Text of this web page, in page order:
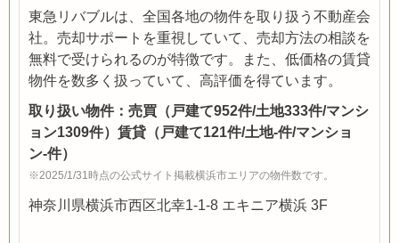
東急リバブルは、全国各地の物件を取り扱う不動産会
社。売却サポートを重視していて、売却方法の相談を
無料で受けられるのが特徴です。また、低価格の賃貸
物件を数多く扱っていて、高評価を得ています。
取り扱い物件：売買（戸建て952件/土地333件/マンシ
ョン1309件）賃貸（戸建て121件/土地-件/マンショ
ン-件）
※2025/1/31時点の公式サイト掲載横浜市エリアの物件数です。
神奈川県横浜市西区北幸1-1-8 エキニア横浜 3F